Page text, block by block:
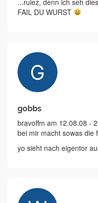
...rulez, denn ich seh
FAIL DU WURST
gobbs
bravoffm am 12.08.08 -
bei mir macht sowas die
yo sieht nach eigentor